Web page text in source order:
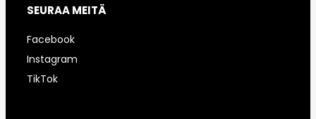
SEURAA MEITÄ
Facebook
Instagram
TikTok